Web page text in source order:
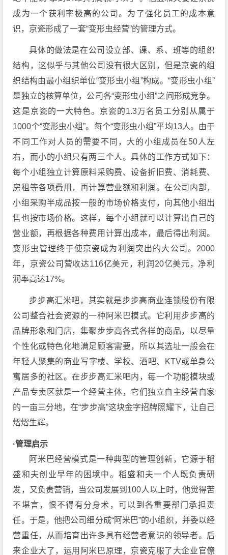
成为一个获利率极高的公司。为了强化员工的成本意
识，京瓷形成了一套“变形虫经营”的管理方式。
具体的做法是在公司设立部、课、系、班等的组织
结构，这似乎与其他公司没有很大区别，但是京瓷的组
织结构由最小组织单位“变形虫小组”构成。“变形虫小组”
是独立的核算单位，公司各“变形虫小组”之间形成竞争。
这是京瓷的一大特色。京瓷的1.3万名员工分别从属于
1000个“变形虫小组”。每个“变形虫小组”平均13人。由于
不同工作对人员的需要不同，大的小组成员在50人左
右，而小的小组只有两三个人。具体的工作方式如下：
每个小组独立计算原料采购费、设备折旧费、消耗费、
房租等各项费用，再计算营业额和利润。在公司内部，
小组采购半成品按一般的市场价格支付，向其他小组出
售也按市场价格。这样，每个小组就可以计算出自己的
营业额，再根据各种费用计算出成本，最后得出利润。
变形虫管理终于使京瓷成为利润突出的大公司。2000
年，京瓷公司营收达116亿美元，利润20亿美元，净利
润率高达17%。
步步高汇米吧，其实就是步步高商业连锁股份有限
公司整合社会资源的一种阿米巴模式。它利用步步高的
品牌形象和门店，集聚步步高各式各样的商品，以尽量
个性化或特色化地满足顾客需要，所以其选址一般会在
年轻人聚集的商业写字楼、学校、酒吧、KTV或单身公
寓居多的社区。在步步高汇米吧内，每一个功能模块或
产品专卖区就是一个经营主体，它们独立自主经营自家
的一亩三分地，在“步步高”这块金字招牌照耀下，让自己
熠熠生辉。
·管理启示
阿米巴经营模式是一种典型的管理创新，它源于稻
盛和夫创业早年的困境中。稻盛和夫一个人既负责研
发，又负责营销，当公司发展到100人以上时，他觉得苦
不堪言，恨不得有分身术，可以到各重要部门承担责
任。于是，他把公司细分成“阿米巴”的小组织，并委以经
营重任，从而培育出许多具有经营者意识的领导者。后
来企业大了，运用阿米巴原理，京瓷克服了大企业官僚